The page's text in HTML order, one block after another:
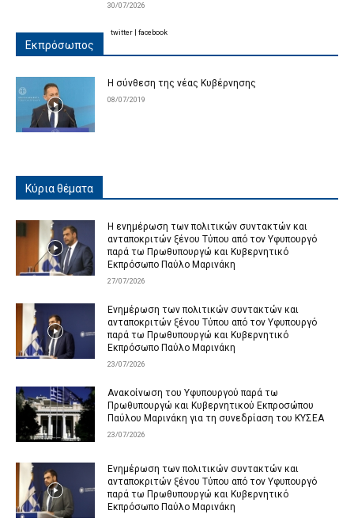
30/07/2026
Εκπρόσωπος
Η σύνθεση της νέας Κυβέρνησης
08/07/2019
twitter facebook
Κύρια θέματα
Η ενημέρωση των πολιτικών συντακτών και
ανταποκριτών ξένου Τύπου από τον Υφυπουργό
παρά τω Πρωθυπουργώ και Κυβερνητικό
Εκπρόσωπο Παύλο Μαρινάκη
27/07/2026
Ενημέρωση των πολιτικών συντακτών και
ανταποκριτών ξένου Τύπου από τον Υφυπουργό
παρά τω Πρωθυπουργώ και Κυβερνητικό
Εκπρόσωπο Παύλο Μαρινάκη
23/07/2026
Ανακοίνωση του Υφυπουργού παρά τω
Πρωθυπουργώ και Κυβερνητικού Εκπροσώπου
Παύλου Μαρινάκη για τη συνεδρίαση του ΚΥΣΕΑ
23/07/2026
Ενημέρωση των πολιτικών συντακτών και
ανταποκριτών ξένου Τύπου από τον Υφυπουργό
παρά τω Πρωθυπουργώ και Κυβερνητικό
Εκπρόσωπο Παύλο Μαρινάκη